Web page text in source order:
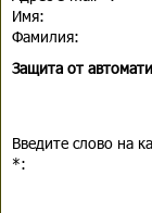
Имя:
Фамилия:
Защита от
Введите слово на
*: